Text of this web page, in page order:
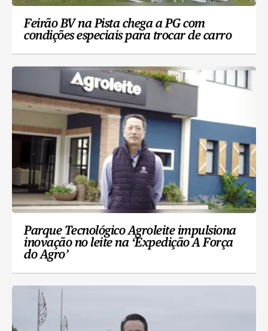
Feirão BV na Pista chega a PG com
condições especiais para trocar de carro
Parque Tecnológico Agroleite impulsiona
inovação no leite na ‘Expedição A Força
do Agro’